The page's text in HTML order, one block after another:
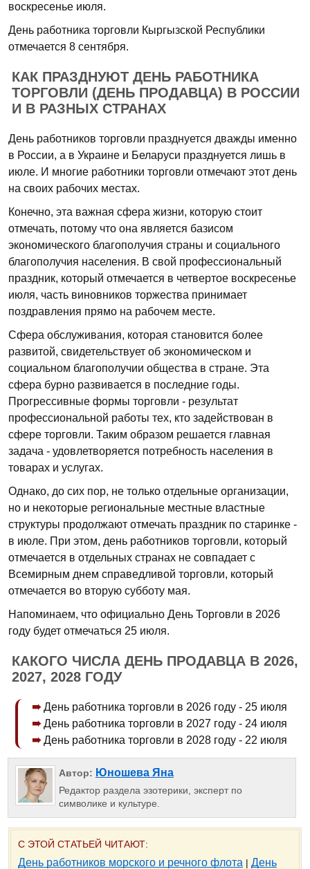
воскресенье июля.
День работника торговли Кыргызской Республики
отмечается 8 сентября.
КАК ПРАЗДНУЮТ ДЕНЬ РАБОТНИКА
ТОРГОВЛИ (ДЕНЬ ПРОДАВЦА) В РОССИИ
И В РАЗНЫХ СТРАНАХ
День работников торговли празднуется дважды именно
в России, а в Украине и Беларуси празднуется лишь в
июле. И многие работники торговли отмечают этот день
на своих рабочих местах.
Конечно, эта важная сфера жизни, которую стоит
отмечать, потому что она является базисом
экономического благополучия страны и социального
благополучия населения. В свой профессиональный
праздник, который отмечается в четвертое воскресенье
июля, часть виновников торжества принимает
поздравления прямо на рабочем месте.
Сфера обслуживания, которая становится более
развитой, свидетельствует об экономическом и
социальном благополучии общества в стране. Эта
сфера бурно развивается в последние годы.
Прогрессивные формы торговли - результат
профессиональной работы тех, кто задействован в
сфере торговли. Таким образом решается главная
задача - удовлетворяется потребность населения в
товарах и услугах.
Однако, до сих пор, не только отдельные организации,
но и некоторые региональные местные властные
структуры продолжают отмечать праздник по старинке -
в июле. При этом, день работников торговли, который
отмечается в отдельных странах не совпадает с
Всемирным днем справедливой торговли, который
отмечается во вторую субботу мая.
Напоминаем, что официально День Торговли в 2026
году будет отмечаться 25 июля.
КАКОГО ЧИСЛА ДЕНЬ ПРОДАВЦА В 2026,
2027, 2028 ГОДУ
День работника торговли в 2026 году - 25 июля
День работника торговли в 2027 году - 24 июля
День работника торговли в 2028 году - 22 июля
Автор: Юношева Яна
Редактор раздела эзотерики, эксперт по
символике и культуре.
С ЭТОЙ СТАТЬЕЙ ЧИТАЮТ:
День работников морского и речного флота | День